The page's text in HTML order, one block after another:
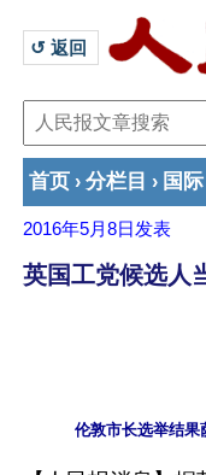
↺ 返回
首页 › 分栏目 › 国际
2016年5月8日 发表
英国工党候选人